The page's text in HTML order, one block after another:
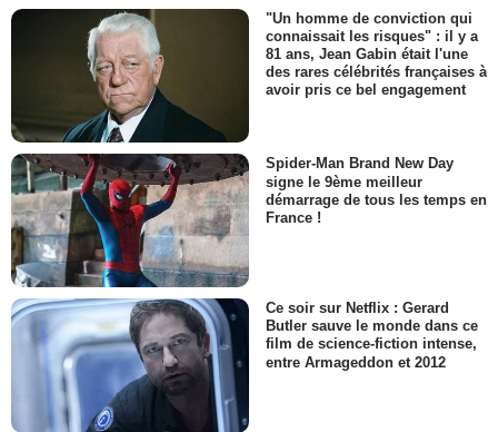
"Un homme de conviction qui
connaissait les risques" : il y a
81 ans, Jean Gabin était l'une
des rares célébrités françaises à
avoir pris ce bel engagement
Spider-Man Brand New Day
signe le 9ème meilleur
démarrage de tous les temps en
France !
Ce soir sur Netflix : Gerard
Butler sauve le monde dans ce
film de science-fiction intense,
entre Armageddon et 2012